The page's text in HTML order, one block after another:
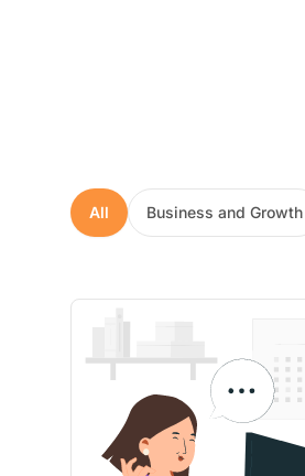
All Business and Growth